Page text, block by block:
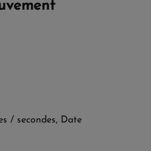
/ secondes, Date